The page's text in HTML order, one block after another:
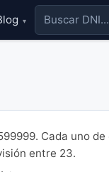
▾
Cada uno de
entre 23.